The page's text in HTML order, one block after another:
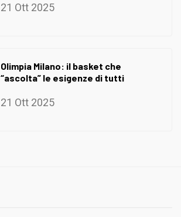
21 Ott 2025
Olimpia Milano: il basket che
“ascolta” le esigenze di tutti
21 Ott 2025